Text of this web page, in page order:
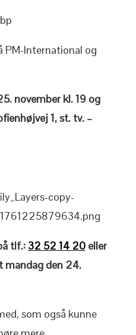
PM-International og
november kl. 19 og
1, st. tv. –
tlf.: 32 52 14 20eller
mandag den 24.
som også kunne